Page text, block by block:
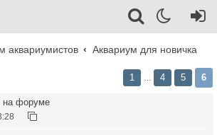
аквариумистов Аквариум для новичка
1 4 5 6
на форуме